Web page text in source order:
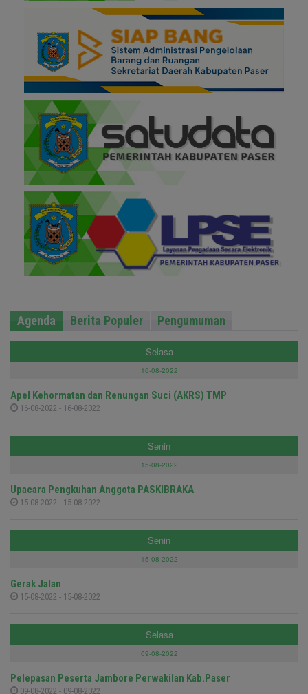
Agenda Berita Populer Pengumuman
Selasa
16-08-2022
Apel Kehormatan dan Renungan Suci (AKRS) TMP
16-08-2022 - 16-08-2022
Senin
15-08-2022
Upacara Pengkuhan Anggota PASKIBRAKA
15-08-2022 - 15-08-2022
Senin
15-08-2022
Gerak Jalan
15-08-2022 - 15-08-2022
Selasa
09-08-2022
Pelepasan Peserta Jambore Perwakilan Kab.Paser
09-08-2022 - 09-08-2022